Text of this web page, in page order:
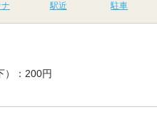
駅近 駐車
）：200円